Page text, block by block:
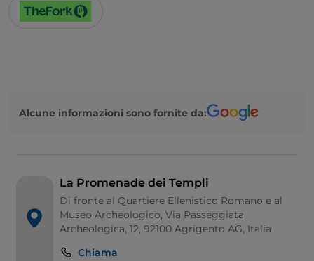
Alcune informazioni sono fornite da:
La Promenade dei Templi
Di fronte al Quartiere Ellenistico Romano e al
Museo Archeologico, Via Passeggiata
Archeologica, 12, 92100 Agrigento AG, Italia
Chiama